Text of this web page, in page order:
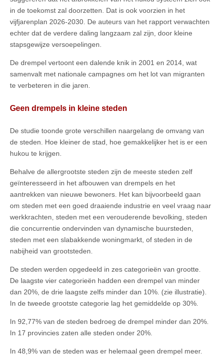
in de toekomst zal doorzetten. Dat is ook voorzien in het
vijfjarenplan 2026-2030. De auteurs van het rapport verwachten
echter dat de verdere daling langzaam zal zijn, door kleine
stapsgewijze versoepelingen.
De drempel vertoont een dalende knik in 2001 en 2014, wat
samenvalt met nationale campagnes om het lot van migranten
te verbeteren in die jaren.
Geen drempels in kleine steden
De studie toonde grote verschillen naargelang de omvang van
de steden. Hoe kleiner de stad, hoe gemakkelijker het is er een
hukou te krijgen.
Behalve de allergrootste steden zijn de meeste steden zelf
geïnteresseerd in het afbouwen van drempels en het
aantrekken van nieuwe bewoners. Het kan bijvoorbeeld gaan
om steden met een goed draaiende industrie en veel vraag naar
werkkrachten, steden met een verouderende bevolking, steden
die concurrentie ondervinden van dynamische buursteden,
steden met een slabakkende woningmarkt, of steden in de
nabijheid van grootsteden.
De steden werden opgedeeld in zes categorieën van grootte.
De laagste vier categorieën hadden een drempel van minder
dan 20%, de drie laagste zelfs minder dan 10%. (zie illustratie).
In de tweede grootste categorie lag het gemiddelde op 30%.
In 92,77% van de steden bedroeg de drempel minder dan 20%.
In 17 provincies zaten alle steden onder 20%.
In 48,9% van de steden was er helemaal geen drempel meer.